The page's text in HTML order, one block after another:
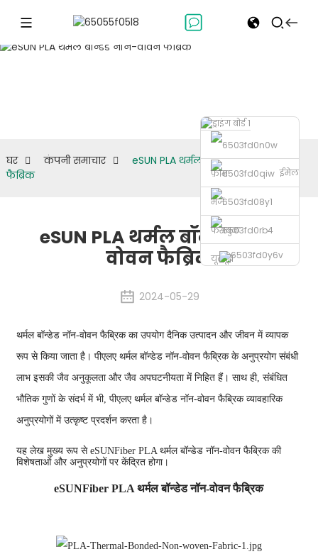
फ़ोन ईमेल
भेजें
फेसबुक
यूट्यूब
घर कंपनी समाचार
eSUN PLA थर्मल बॉन्डेड नॉन-वोवन
फैब्रिक
eSUN PLA थर्मल बॉन्डेड नॉन-
वोवन फैब्रिक
2024-05-29
थर्मल बॉन्डेड नॉन-वोवन फैब्रिक का उपयोग दैनिक उत्पादन और जीवन में व्यापक
रूप से किया जाता है। पीएलए थर्मल बॉन्डेड नॉन-वोवन फैब्रिक के अनुप्रयोग संबंधी
लाभ इसकी जैव अनुकूलता और जैव अपघटनीयता में निहित हैं। साथ ही, संबंधित
भौतिक गुणों के संदर्भ में भी, पीएलए थर्मल बॉन्डेड नॉन-वोवन फैब्रिक व्यावहारिक
अनुप्रयोगों में उत्कृष्ट प्रदर्शन करता है।
यह लेख मुख्य रूप से eSUNFiber PLA थर्मल बॉन्डेड नॉन-वोवन फैब्रिक की
विशेषताओं और अनुप्रयोगों पर केंद्रित होगा।
eSUNFiber PLA थर्मल बॉन्डेड नॉन-वोवन फैब्रिक